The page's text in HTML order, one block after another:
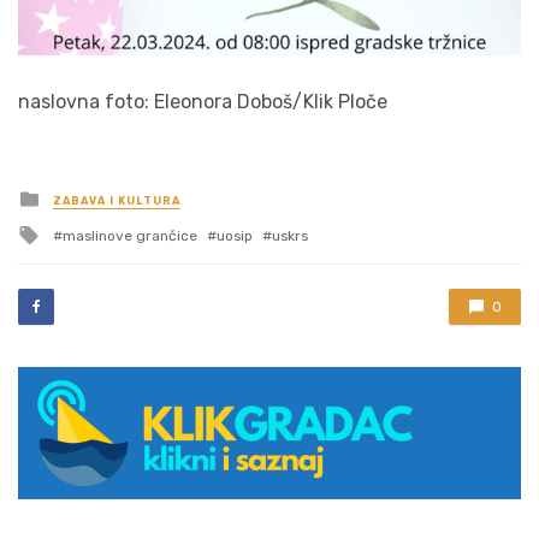
naslovna foto: Eleonora Doboš/Klik Ploče
Posted
in
ZABAVA I KULTURA
Tagged
maslinove grančice uosip uskrs
0